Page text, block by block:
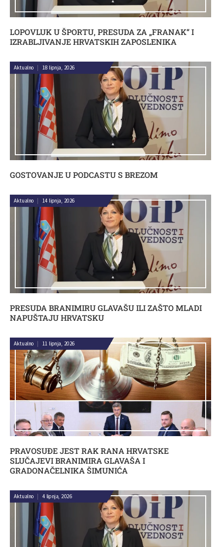
LOPOVLUK U ŠPORTU, PRESUDA ZA „FRANAK“ I
IZRABLJIVANJE HRVATSKIH ZAPOSLENIKA
GOSTOVANJE U PODCASTU S BREZOM
Aktualno | 18 lipnja, 2026
PRESUDA BRANIMIRU GLAVAŠU ILI ZAŠTO MLADI
NAPUŠTAJU HRVATSKU
Aktualno | 14 lipnja, 2026
PRAVOSUĐE JEST RAK RANA HRVATSKE
SLUČAJEVI BRANIMIRA GLAVAŠA I
GRADONAČELNIKA ŠIMUNIĆA
Aktualno | 11 lipnja, 2026
Aktualno | 4 lipnja, 2026